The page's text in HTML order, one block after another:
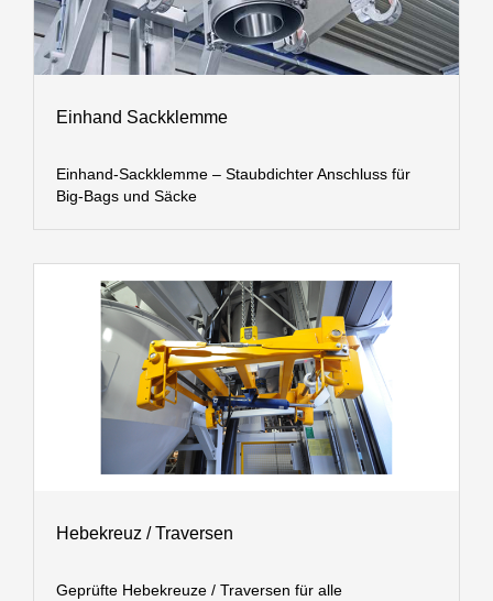
Einhand Sackklemme
Einhand-Sackklemme – Staubdichter Anschluss für
Big-Bags und Säcke
Hebekreuz / Traversen
Geprüfte Hebekreuze / Traversen für alle